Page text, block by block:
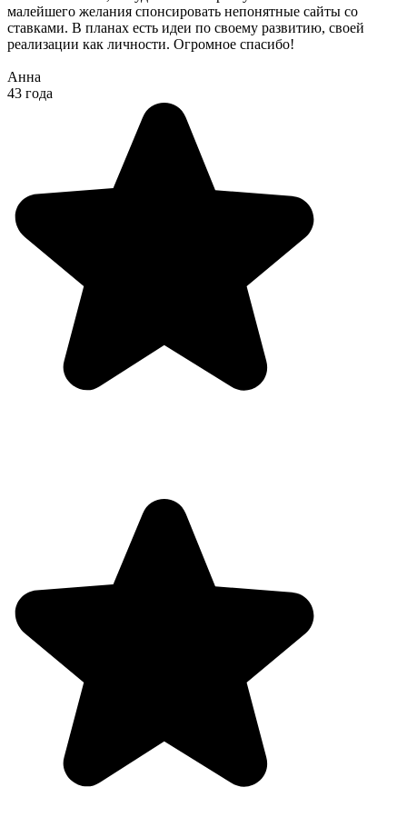
малейшего желания спонсировать непонятные сайты со
ставками. В планах есть идеи по своему развитию, своей
реализации как личности. Огромное спасибо!
Анна
43 года